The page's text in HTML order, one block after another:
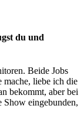
du und
Beide Jobs
mache, liebe ich die
bekommt, aber bei
eingebunden,